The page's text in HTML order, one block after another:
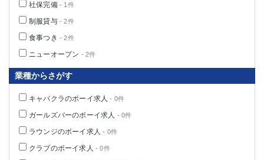
社保完備- 1件
制服貸与- 2件
食事つき - 2件
ニューオープン - 2件
業種からさがす
キャバクラのボーイ求人 - 0件
ガールズバーのボーイ求人 - 0件
ラウンジのボーイ求人 - 0件
クラブのボーイ求人 - 0件